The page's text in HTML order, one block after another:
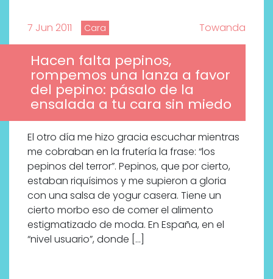
7 Jun 2011 Cara Towanda
Hacen falta pepinos,
rompemos una lanza a favor
del pepino: pásalo de la
ensalada a tu cara sin miedo
El otro día me hizo gracia escuchar mientras
me cobraban en la frutería la frase: “los
pepinos del terror”. Pepinos, que por cierto,
estaban riquísimos y me supieron a gloria
con una salsa de yogur casera. Tiene un
cierto morbo eso de comer el alimento
estigmatizado de moda. En España, en el
“nivel usuario”, donde […]